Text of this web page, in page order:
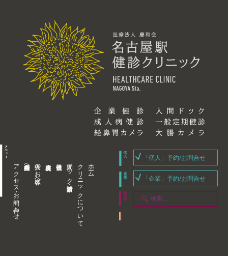
アクセス・お問い合わせ 企業内担当者様へ 個人のお客様へ 人間ドック・健康診断 クリニックについて ホーム
「個人」予約/お問合せ
「企業」予約/お問合せ